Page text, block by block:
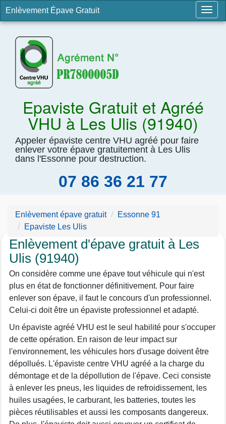
Enlèvement Épave Gratuit
Epaviste Gratuit et Agréé
VHU à Les Ulis (91940)
Appeler épaviste centre VHU agréé pour faire
enlever votre épave gratuitement à Les Ulis
dans l'Essonne pour destruction.
07 86 36 21 77
Enlèvement épave gratuit
Essonne 91
Epaviste Les Ulis
Enlèvement d'épave gratuit à Les
Ulis (91940)
On considère comme une épave tout véhicule qui n'est
plus en état de fonctionner définitivement. Pour faire
enlever son épave, il faut le concours d'un professionnel.
Celui-ci doit être un épaviste professionnel et adapté.
Un épaviste agréé VHU est le seul habilité pour s'occuper
de cette opération. En raison de leur impact sur
l'environnement, les véhicules hors d'usage doivent être
dépollués. L'épaviste centre VHU agréé a la charge du
démontage et de la dépollution de l'épave. Ceci consiste
à enlever les pneus, les liquides de refroidissement, les
huiles usagées, le carburant, les batteries, toutes les
pièces réutilisables et aussi les composants dangereux.